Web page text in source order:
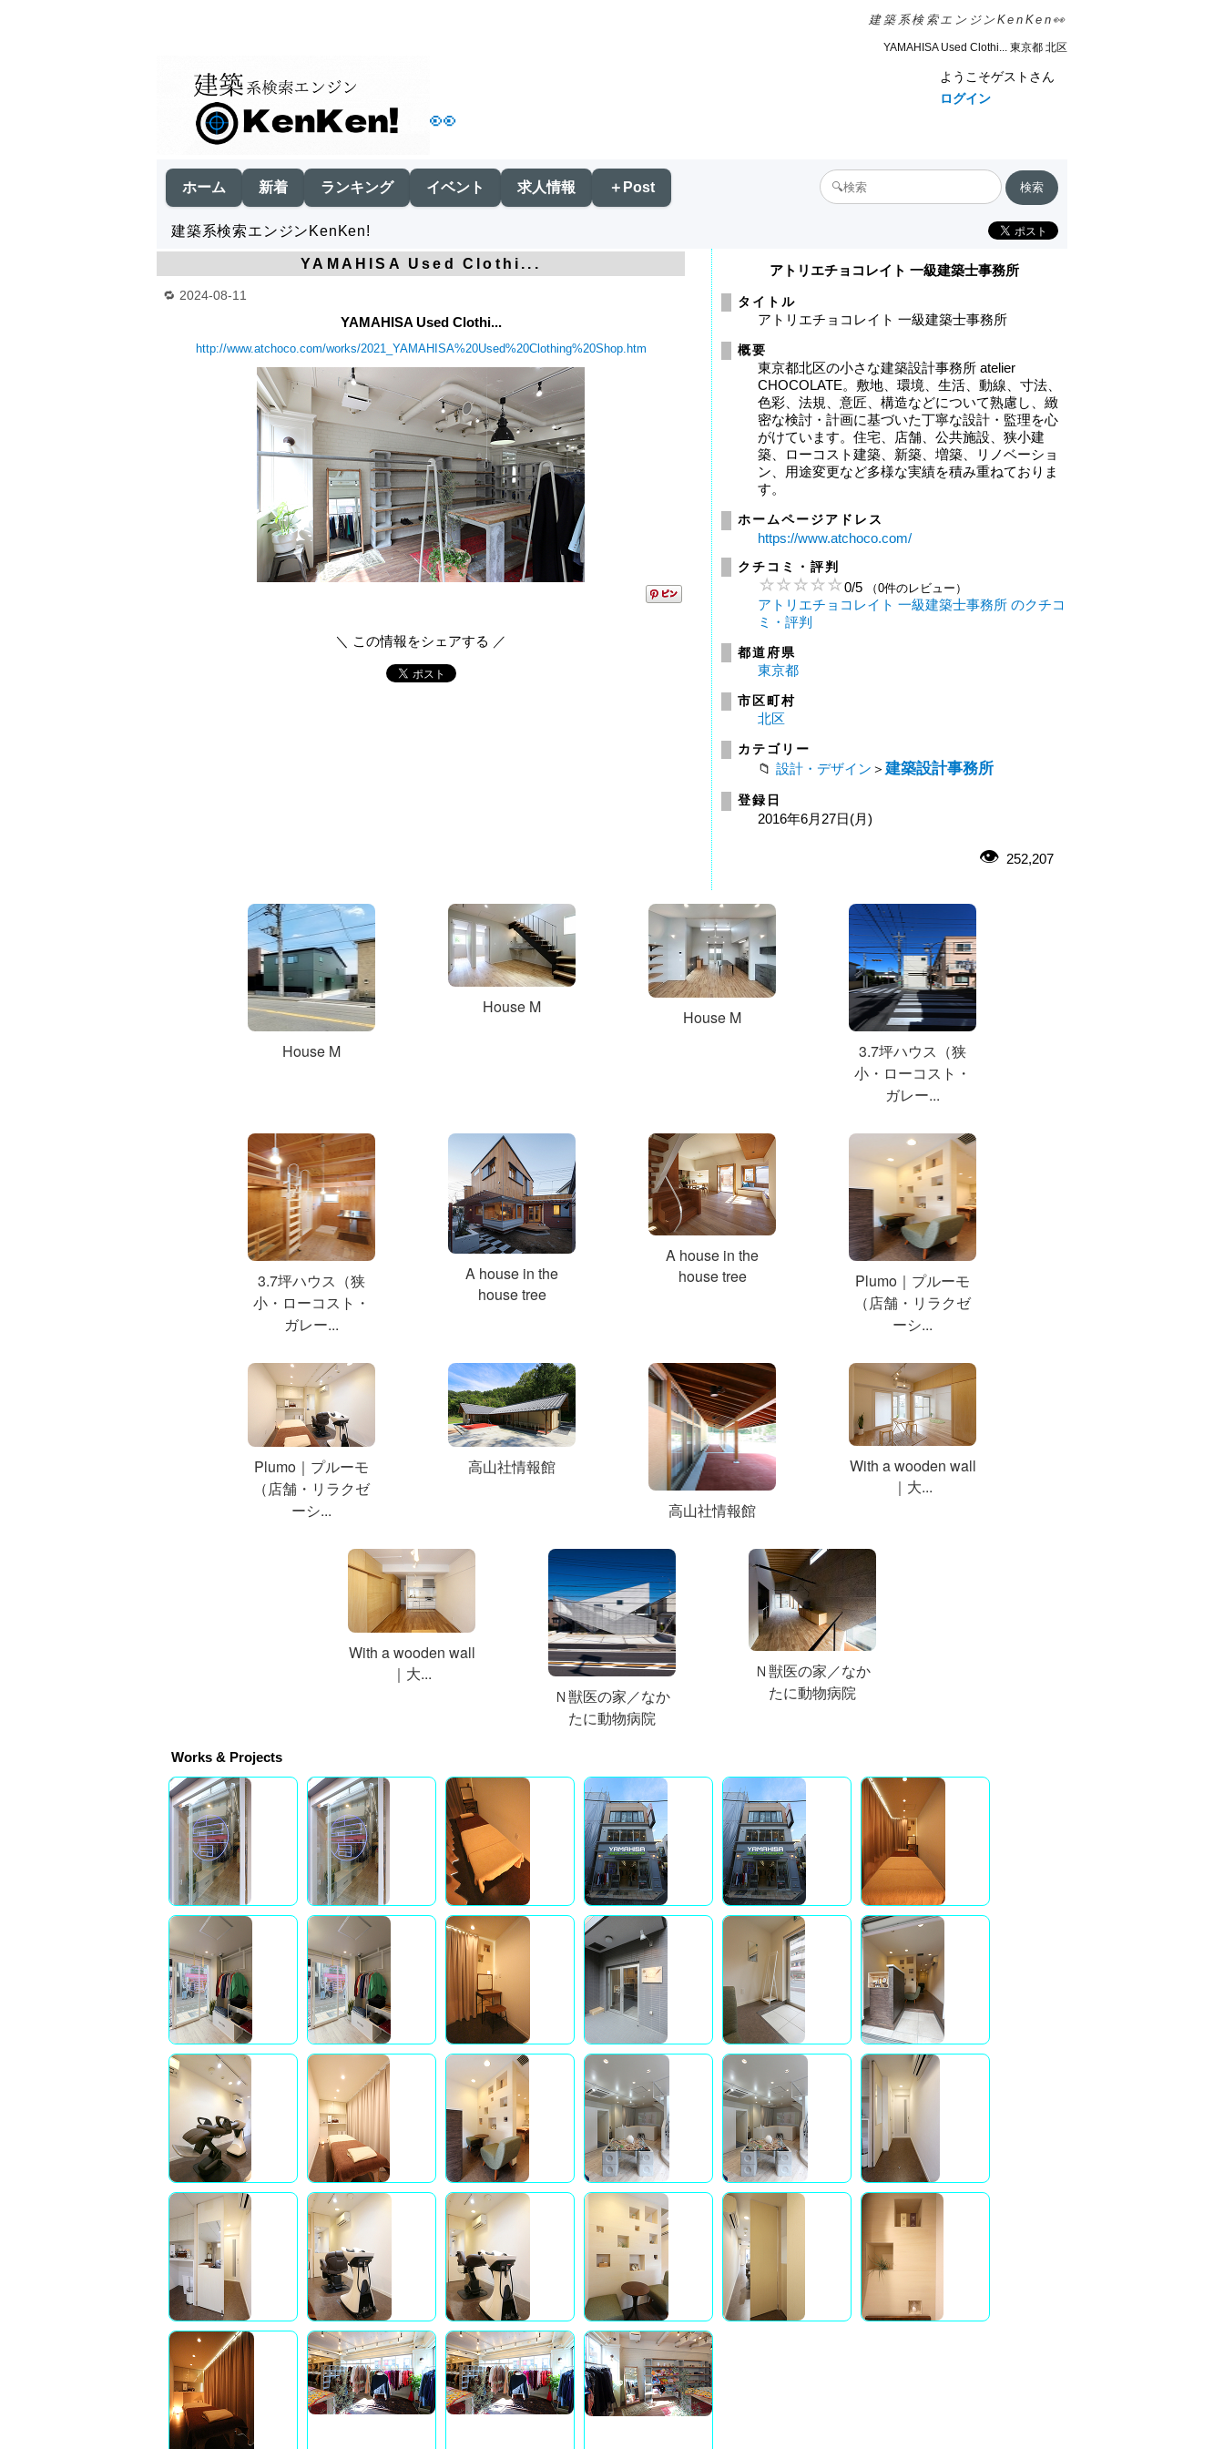
建築系検索エンジンKenKen👀
YAMAHISA Used Clothi... 東京都 北区
👀
ようこそゲストさん
ログイン
ホーム 新着 ランキング イベント 求人情報 ＋Post
建築系検索エンジンKenKen!
YAMAHISA Used Clothi...
2024-08-11
YAMAHISA Used Clothi...
http://www.atchoco.com/works/2021_YAMAHISA%20Used%20Clothing%20Shop.htm
＼ この情報をシェアする ／
アトリエチョコレイト 一級建築士事務所
タイトル
アトリエチョコレイト 一級建築士事務所
概要
東京都北区の小さな建築設計事務所 atelier
CHOCOLATE。敷地、環境、生活、動線、寸法、
色彩、法規、意匠、構造などについて熟慮し、緻
密な検討・計画に基づいた丁寧な設計・監理を心
がけています。住宅、店舗、公共施設、狭小建
築、ローコスト建築、新築、増築、リノベーショ
ン、用途変更など多様な実績を積み重ねておりま
す。
ホームページアドレス
https://www.atchoco.com/
クチコミ・評判
0/5 （0件のレビュー）
アトリエチョコレイト 一級建築士事務所 のクチコ
ミ・評判
都道府県
東京都
市区町村
北区
カテゴリー
設計・デザイン ＞ 建築設計事務所
登録日
2016年6月27日(月)
252,207
House M
House M
House M
3.7坪ハウス（狭
小・ローコスト・
ガレー...
3.7坪ハウス（狭
小・ローコスト・
ガレー...
A house in the
house tree
A house in the
house tree
Plumo｜プルーモ
（店舗・リラクゼ
ーシ...
Plumo｜プルーモ
（店舗・リラクゼ
ーシ...
高山社情報館
高山社情報館
With a wooden wall
｜大...
With a wooden wall
｜大...
Ｎ獣医の家／なか
たに動物病院
Ｎ獣医の家／なか
たに動物病院
Works & Projects